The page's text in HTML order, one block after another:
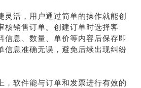
灵活，用户通过简单的操作就能创
核销售订单。创建订单时选择客
信息、数量、单价等内容后保存即
信息准确无误，避免后续出现纠纷
，软件能与订单和发票进行有效的